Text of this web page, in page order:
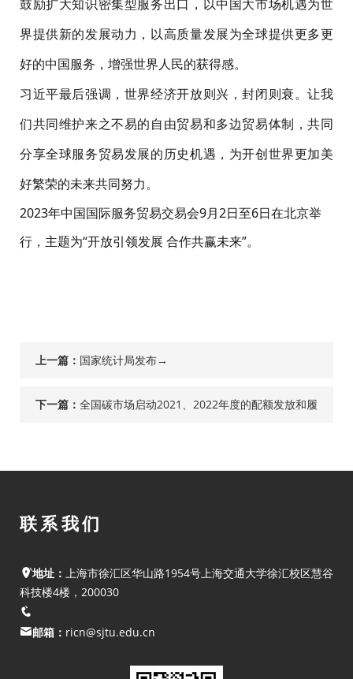
鼓励扩大知识密集型服务出口，以中国大市场机遇为世
界提供新的发展动力，以高质量发展为全球提供更多更
好的中国服务，增强世界人民的获得感。
习近平最后强调，世界经济开放则兴，封闭则衰。让我
们共同维护来之不易的自由贸易和多边贸易体制，共同
分享全球服务贸易发展的历史机遇，为开创世界更加美
好繁荣的未来共同努力。
2023年中国国际服务贸易交易会9月2日至6日在北京举
行，主题为“开放引领发展 合作共赢未来”。
上一篇： 国家统计局发布→
下一篇： 全国碳市场启动2021、2022年度的配额发放和履
联系我们
地址： 上海市徐汇区华山路1954号上海交通大学徐汇校区慧谷
科技楼4楼，200030
邮箱： ricn@sjtu.edu.cn